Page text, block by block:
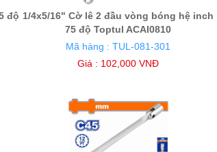
độ 1/4x5/16" Cờ lê 2 đầu vòng bóng hệ inch
75 độ Toptul ACAI0810
Mã hàng : TUL-081-301
Giá : 102,000 VNĐ